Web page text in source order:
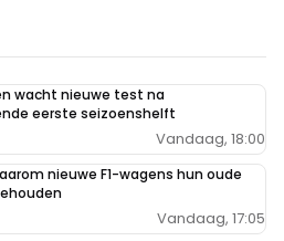
wacht nieuwe test na
eerste seizoenshelft
Vandaag, 18:00
nieuwe F1-wagens hun oude
Vandaag, 17:05